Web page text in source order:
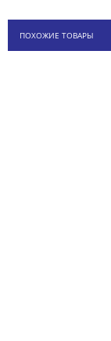
ПОХОЖИЕ ТОВАРЫ